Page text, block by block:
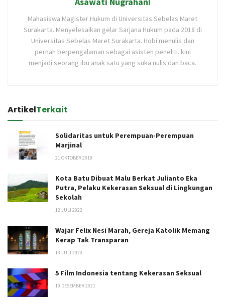
Mahasiswa Magister Hukum di Universitas Sebelas Maret
Surakarta. Menyelesaikan gelar Sarjana Hukum pada 2018 di
Universitas Sebelas Maret Surakarta. Hobi menulis dan
pernah berpengalaman sebagai asisten peneliti. kini
menjadi seorang ibu anak satu yang suka nulis dan baca.
ArtikelTerkait
Solidaritas untuk Perempuan-Perempuan
Marjinal
21 OKTOBER 2019
Kota Batu Dibuat Malu Berkat Julianto Eka
Putra, Pelaku Kekerasan Seksual di Lingkungan
Sekolah
12 JULI 2022
Wajar Felix Nesi Marah, Gereja Katolik Memang
Kerap Tak Transparan
13 JULI 2020
5 Film Indonesia tentang Kekerasan Seksual
10 DESEMBER 2021